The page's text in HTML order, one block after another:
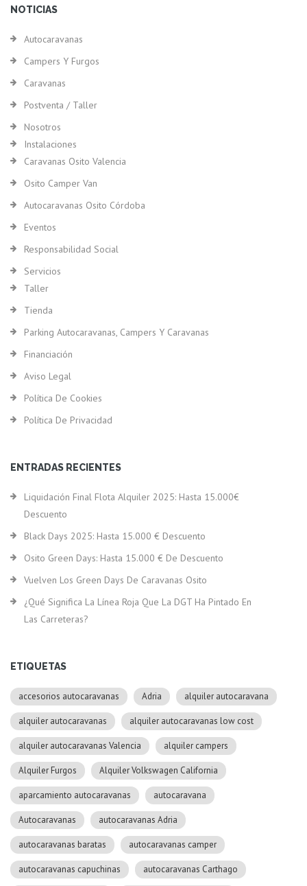
NOTICIAS
Autocaravanas
Campers Y Furgos
Caravanas
Postventa / Taller
Nosotros
Instalaciones
Caravanas Osito Valencia
Osito Camper Van
Autocaravanas Osito Córdoba
Eventos
Responsabilidad Social
Servicios
Taller
Tienda
Parking Autocaravanas, Campers Y Caravanas
Financiación
Aviso Legal
Política De Cookies
Política De Privacidad
ENTRADAS RECIENTES
Liquidación Final Flota Alquiler 2025: Hasta 15.000€
Descuento
Black Days 2025: Hasta 15.000 € Descuento
Osito Green Days: Hasta 15.000 € De Descuento
Vuelven Los Green Days De Caravanas Osito
¿Qué Significa La Línea Roja Que La DGT Ha Pintado En
Las Carreteras?
ETIQUETAS
accesorios autocaravanas Adria alquiler autocaravana
alquiler autocaravanas alquiler autocaravanas low cost
alquiler autocaravanas Valencia alquiler campers
Alquiler Furgos Alquiler Volkswagen California
aparcamiento autocaravanas autocaravana
Autocaravanas autocaravanas Adria
autocaravanas baratas autocaravanas camper
autocaravanas capuchinas autocaravanas Carthago